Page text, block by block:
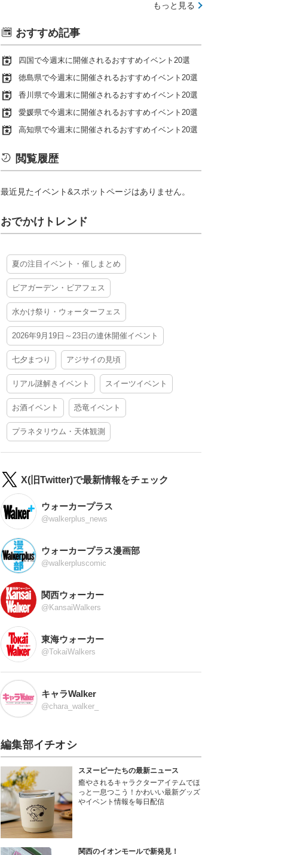
もっと見る
おすすめ記事
四国で今週末に開催されるおすすめイベント20選
徳島県で今週末に開催されるおすすめイベント20選
香川県で今週末に開催されるおすすめイベント20選
愛媛県で今週末に開催されるおすすめイベント20選
高知県で今週末に開催されるおすすめイベント20選
閲覧履歴
最近見たイベント&スポットページはありません。
おでかけトレンド
夏の注目イベント・催しまとめ
ビアガーデン・ビアフェス
水かけ祭り・ウォーターフェス
2026年9月19日～23日の連休開催イベント
七夕まつり アジサイの見頃
リアル謎解きイベント スイーツイベント
お酒イベント 恐竜イベント
プラネタリウム・天体観測
X(旧Twitter)で最新情報をチェック
ウォーカープラス
@walkerplus_news
ウォーカープラス漫画部
@walkerpluscomic
関西ウォーカー
@KansaiWalkers
東海ウォーカー
@TokaiWalkers
キャラWalker
@chara_walker_
編集部イチオシ
スヌーピーたちの最新ニュース
癒やされるキャラクターアイテムでほ
っと一息つこう！かわいい最新グッズ
やイベント情報を毎日配信
関西のイオンモールで新発見！